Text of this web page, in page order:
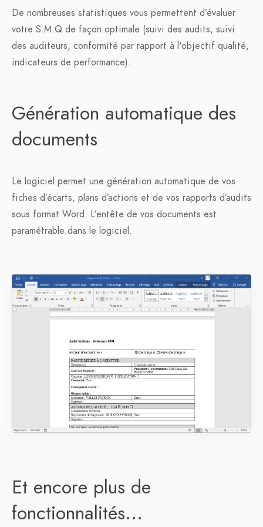
De nombreuses statistiques vous permettent d’évaluer
votre S.M.Q de façon optimale (suivi des audits, suivi
des auditeurs, conformité par rapport à l'objectif qualité,
indicateurs de performance).
Génération automatique des
documents
Le logiciel permet une génération automatique de vos
fiches d’écarts, plans d’actions et de vos rapports d’audits
sous format Word. L’entête de vos documents est
paramétrable dans le logiciel.
Et encore plus de
fonctionnalités...